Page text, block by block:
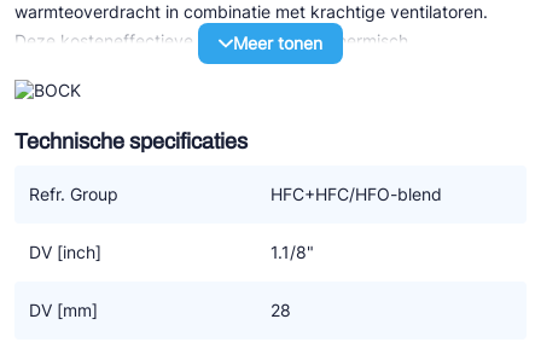
warmteoverdracht in combinatie met krachtige ventilatoren.
Deze kosteneffectieve ventilatoren met thermisch
beschermingsschild zijn zeer geschikt voor elektronische
toerentalregeling voor een optimale instelling van de
condensatiedruk. Semi-hermetische zuiggasgekoelde
zuigercompressor in compact ontwerp. De best mogelijke
onderhoudsgemak wordt onder meer bereikt door een
door zijn uitstekende loopcomfort en efficiënte
gedraaid. Een betrouwbare smering van het mechanisme wordt
Meer tonen
Technische specificaties
Refr. Group HFC+HFC/HFO-blend
DV [inch] 1.1/8"
DV [mm] 28